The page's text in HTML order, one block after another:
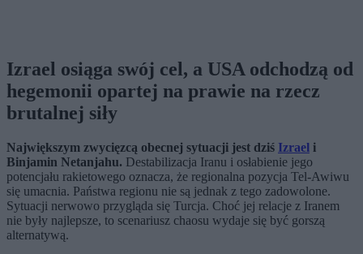
Izrael osiąga swój cel, a USA odchodzą od
hegemonii opartej na prawie na rzecz
brutalnej siły
Największym zwycięzcą obecnej sytuacji jest dziś Izrael i
Binjamin Netanjahu. Destabilizacja Iranu i osłabienie jego
potencjału rakietowego oznacza, że regionalna pozycja Tel-Awiwu
się umacnia. Państwa regionu nie są jednak z tego zadowolone.
Sytuacji nerwowo przygląda się Turcja. Choć jej relacje z Iranem
nie były najlepsze, to scenariusz chaosu wydaje się być gorszą
alternatywą.